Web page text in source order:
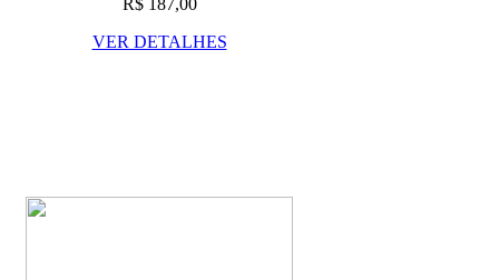
R$ 187,00
VER DETALHES